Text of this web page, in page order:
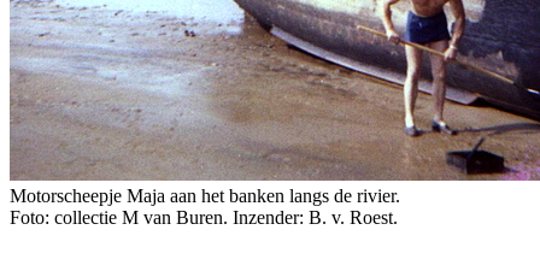
Motorscheepje Maja aan het banken langs de rivier.
Foto: collectie M van Buren. Inzender: B. v. Roest.